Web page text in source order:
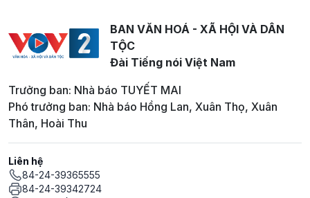
BAN VĂN HOÁ - XÃ HỘI VÀ DÂN
TỘC
Đài Tiếng nói Việt Nam
Trưởng ban: Nhà báo TUYẾT MAI
Phó trưởng ban: Nhà báo Hồng Lan, Xuân Thọ, Xuân
Thân, Hoài Thu
Liên hệ
84-24-39365555
84-24-39342724